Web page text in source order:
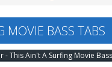
BASS TABS